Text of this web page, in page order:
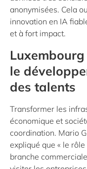
anonymisées. Cela
innovation en IA
et à fort impact.
le
des talents
Transformer les
économique et
coordination. Mario
expliqué que « le
branche